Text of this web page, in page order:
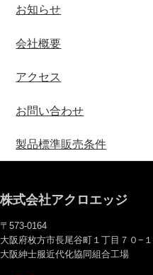
お知らせ
会社概要
アクセス
お問い合わせ
製品標準販売条件
株式会社アクロエッジ
〒573-0164
大阪府枚方市長尾谷町１丁目７０−１
大阪紳士服近代化協同組合工場